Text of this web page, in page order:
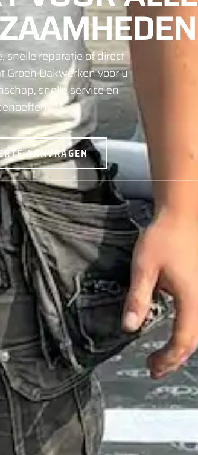
snelle reparatie of direct
Groen Dakwerken voor u
snelle service en
AANVRAGEN